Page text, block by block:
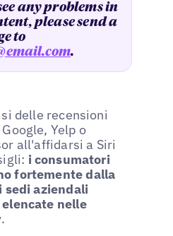
any problems in
please send a
to
.
delle recensioni
Yelp o
all'affidarsi a Siri
i consumatori
fortemente dalla
sedi aziendali
nelle
.